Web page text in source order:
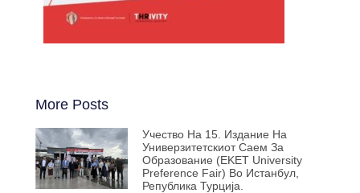
More Posts
Учество На 15. Издание На
Универзитетскиот Саем За
Образование (EKET University
Preference Fair) Во Истанбул,
Република Турција.